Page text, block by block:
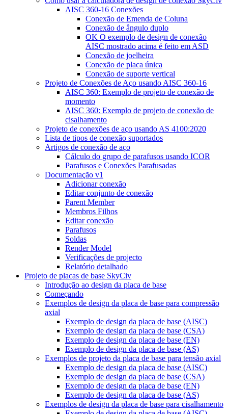
AISC 360-16 Conexões
Conexão de Emenda de Coluna
Conexão de ângulo duplo
OK O exemplo de design de conexão
AISC mostrado acima é feito em ASD
Conexão de joelheira
Conexão de placa única
Conexão de suporte vertical
Projeto de Conexões de Aço usando AISC 360-16
AISC 360: Exemplo de projeto de conexão de
momento
AISC 360: Exemplo de projeto de conexão de
cisalhamento
Projeto de conexões de aço usando AS 4100:2020
Lista de tipos de conexão suportados
Artigos de conexão de aço
Cálculo do grupo de parafusos usando ICOR
Parafusos e Conexões Parafusadas
Documentação v1
Adicionar conexão
Editar conjunto de conexão
Parent Member
Membros Filhos
Editar conexão
Parafusos
Soldas
Render Model
Verificações de projecto
Relatório detalhado
Projeto de placas de base SkyCiv
Introdução ao design da placa de base
Começando
Exemplos de design da placa de base para compressão
axial
Exemplo de design da placa de base (AISC)
Exemplo de design da placa de base (CSA)
Exemplo de design da placa de base (EN)
Exemplo de design da placa de base (AS)
Exemplos de projeto da placa de base para tensão axial
Exemplo de design da placa de base (AISC)
Exemplo de design da placa de base (CSA)
Exemplo de design da placa de base (EN)
Exemplo de design da placa de base (AS)
Exemplos de design da placa de base para cisalhamento